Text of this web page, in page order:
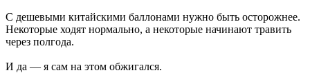
С дешевыми китайскими баллонами нужно быть осторожнее.
Некоторые ходят нормально, а некоторые начинают травить
через полгода.
И да — я сам на этом обжигался.